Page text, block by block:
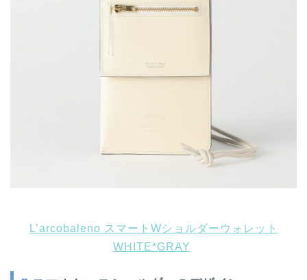
L’arcobaleno スマートWショルダーウォレット
WHITE*GRAY